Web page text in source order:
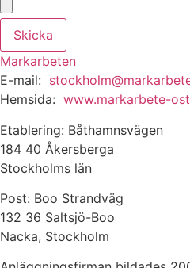
Skicka
Markarbeten
E-mail:
Hemsida: www.markarbete-
Etablering: Båthamnsvägen
184 40 Åkersberga
Stockholms län
Post: Boo Strandväg
132 36 Saltsjö-Boo
Nacka, Stockholm